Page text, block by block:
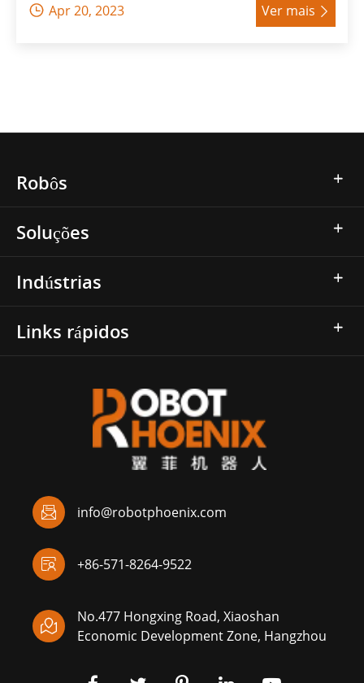
 Apr 20, 2023 Ver mais 
Robôs
Soluções
Indústrias
Links rápidos
info@robotphoenix.com

+86-571-8264-9522


No.477 Hongxing Road, Xiaoshan
Economic Development Zone, Hangzhou